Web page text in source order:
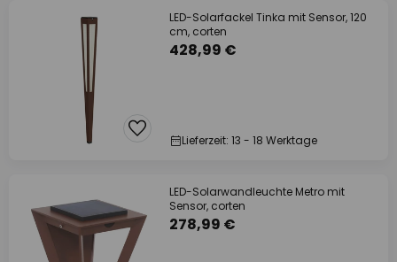
LED-Solarfackel Tinka mit Sensor, 120
cm, corten
428,99 €
Lieferzeit: 13 - 18 Werktage
LED-Solarwandleuchte Metro mit
Sensor, corten
278,99 €